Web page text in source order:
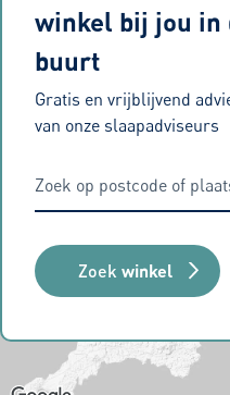
winkel bij jou in
buurt
Gratis en vrijblijvend
van onze slaapadviseurs
Zoek winkel